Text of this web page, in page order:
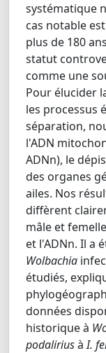
systématique
cas notable
plus de 180
statut
comme une
Pour élucider
les processus
séparation,
l'ADN
ADNn), le
des organes
ailes. Nos
diffèrent
mâle et
et l'ADNn. Il a
Wolbachia
étudiés,
données
historique à
podaliriusàI.